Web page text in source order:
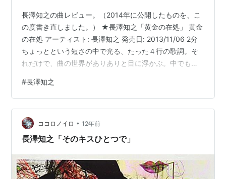
長澤知之の曲レビュー。（2014年に公開したものを、こ
の度書き直しました。） ★長澤知之「黄金の在処」 黄金
の在処 アーティスト: 長澤知之 発売日: 2013/11/06 2分
ちょっとという短さの中で光る、たった４行の歌詞。そ
れだけで、曲の世界がありありと目に浮かぶ。中でも
葉の引き出しの中にはないものだったから、思わずハッ
となった。ある種の神聖ささえ漂うほどの美しさに吸い
込まれそう。 楽器の音も要所要所で輝いて、コーラスも
とても綺麗で、ずっと感じていたいくらい。【夕陽の帰
り道】という時間帯と場所の設定が切なくも美しい。１
#長澤知之
ココロノイロ • 12年前
長澤知之「そのキスひとつで」